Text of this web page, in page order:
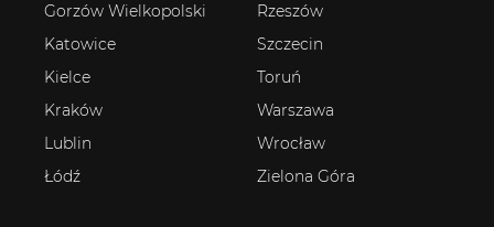
Gorzów Wielkopolski
Katowice
Kielce
Kraków
Lublin
Łódź
Rzeszów
Szczecin
Toruń
Warszawa
Wrocław
Zielona Góra